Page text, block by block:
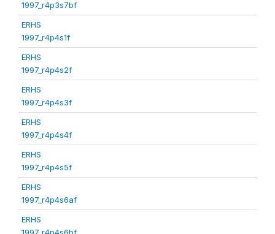
1997_r4p3s7bf
ERHS
1997_r4p4s1f
ERHS
1997_r4p4s2f
ERHS
1997_r4p4s3f
ERHS
1997_r4p4s4f
ERHS
1997_r4p4s5f
ERHS
1997_r4p4s6af
ERHS
1997_r4p4s6bf